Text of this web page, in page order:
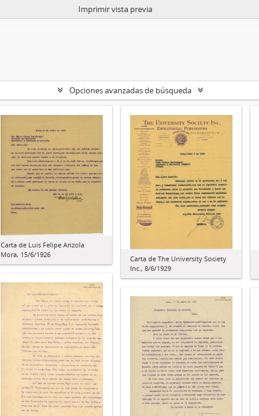
Imprimir vista previa
Opciones avanzadas de búsqueda
Carta de Luis Felipe Arizola
Mora, 15/6/1926
Carta de The University Society
Inc., 8/6/1929